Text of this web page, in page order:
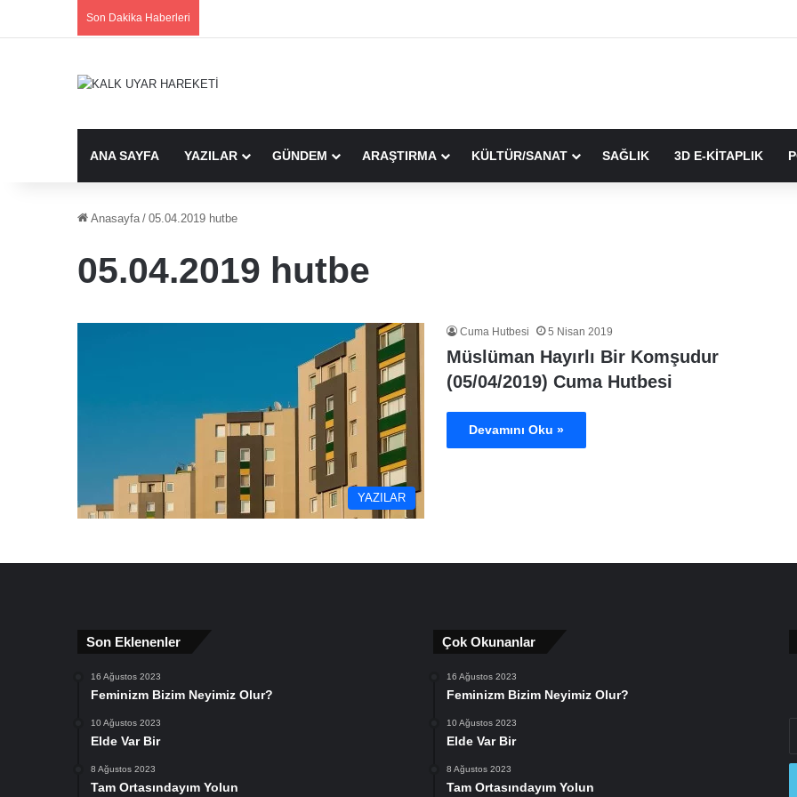
Son Dakika Haberleri
ANA SAYFA YAZILAR GÜNDEM ARAŞTIRMA KÜLTÜR/SANAT SAĞLIK 3D E-KİTAPLIK
Anasayfa / 05.04.2019 hutbe
05.04.2019 hutbe
YAZILAR
Cuma Hutbesi 5 Nisan 2019
Müslüman Hayırlı Bir Komşudur
(05/04/2019) Cuma Hutbesi
Devamını Oku »
Son Eklenenler
16 Ağustos 2023
Feminizm Bizim Neyimiz Olur?
10 Ağustos 2023
Elde Var Bir
8 Ağustos 2023
Tam Ortasındayım Yolun
Çok Okunanlar
16 Ağustos 2023
Feminizm Bizim Neyimiz Olur?
10 Ağustos 2023
Elde Var Bir
8 Ağustos 2023
Tam Ortasındayım Yolun